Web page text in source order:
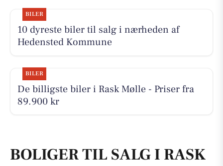
BILER
10 dyreste biler til salg i nærheden af
Hedensted Kommune
BILER
De billigste biler i Rask Mølle - Priser fra
89.900 kr
BOLIGER TIL SALG I RASK